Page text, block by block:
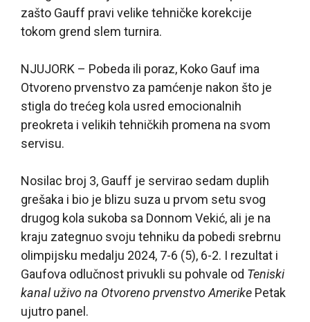
zašto Gauff pravi velike tehničke korekcije
tokom grend slem turnira.
NJUJORK – Pobeda ili poraz, Koko Gauf ima
Otvoreno prvenstvo za pamćenje nakon što je
stigla do trećeg kola usred emocionalnih
preokreta i velikih tehničkih promena na svom
servisu.
Nosilac broj 3, Gauff je servirao sedam duplih
grešaka i bio je blizu suza u prvom setu svog
drugog kola sukoba sa Donnom Vekić, ali je na
kraju zategnuo svoju tehniku da pobedi srebrnu
olimpijsku medalju 2024, 7-6 (5), 6-2. I rezultat i
Gaufova odlučnost privukli su pohvale od Teniski
kanal uživo na Otvoreno prvenstvo Amerike Petak
ujutro panel.